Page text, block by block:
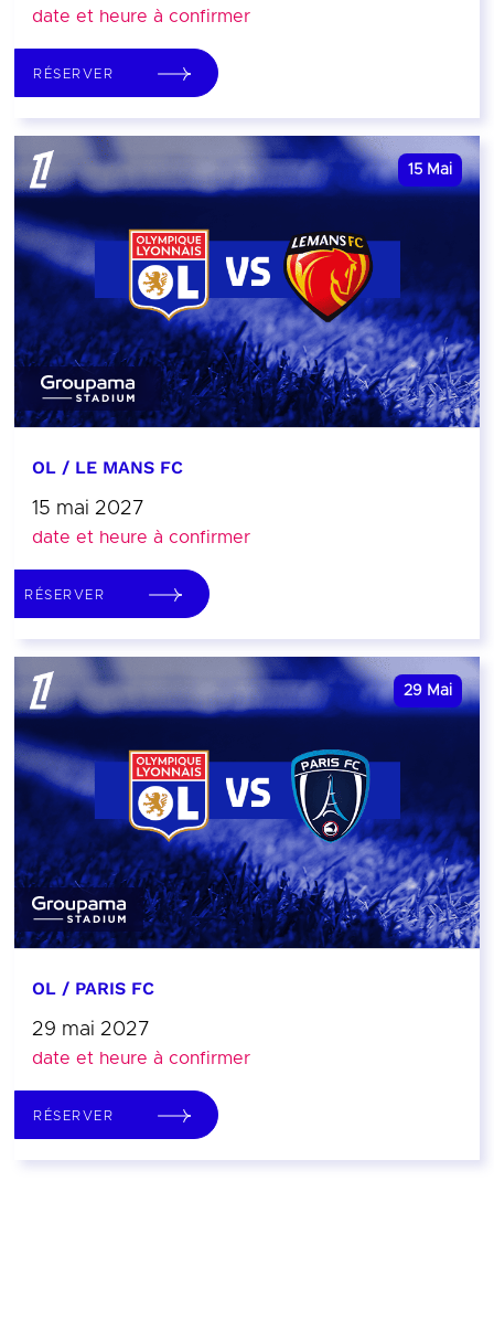
date et heure à confirmer
RÉSERVER
15 Mai
OL / LE MANS FC
15 mai 2027
date et heure à confirmer
RÉSERVER
29 Mai
OL / PARIS FC
29 mai 2027
date et heure à confirmer
RÉSERVER